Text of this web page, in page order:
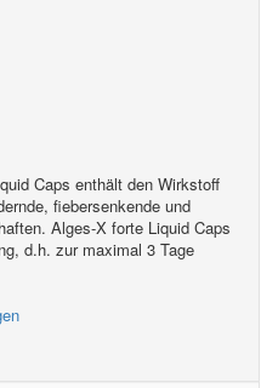
Caps enthält den Wirkstoff
fiebersenkende und
Alges-X forte Liquid Caps
d.h. zur maximal 3 Tage